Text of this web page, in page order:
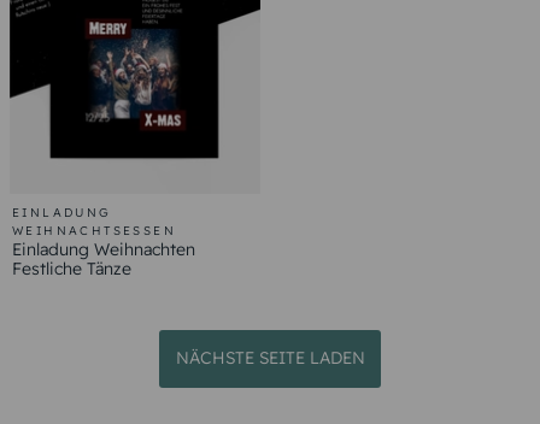
EINLADUNG
WEIHNACHTSESSEN
Einladung Weihnachten
Festliche Tänze
NÄCHSTE SEITE LADEN